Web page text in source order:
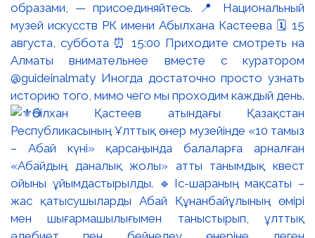
образами, — присоединяйтесь. 📍 Национальный
музей искусств РК имени Абылхана Кастеева 🗓 15
августа, суббота ⏰ 15:00 Приходите смотреть на
Алматы внимательнее вместе с куратором
@guideinalmaty Иногда достаточно просто узнать
историю того, мимо чего мы проходим каждый день.